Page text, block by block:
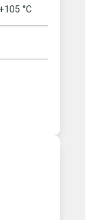
°C